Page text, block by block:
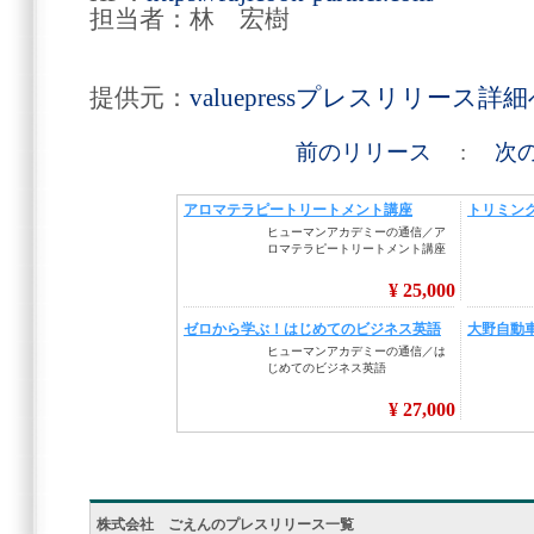
担当者：林 宏樹
提供元： valuepressプレスリリース詳
前のリリース : 次
株式会社 ごえんのプレスリリース一覧